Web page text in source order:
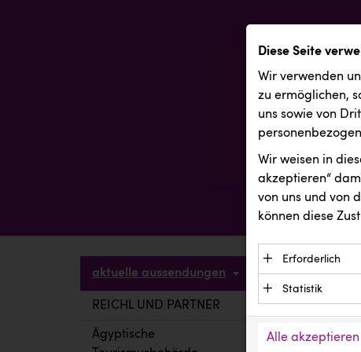
aktuelle aussendungen
REICHL UND PARTNER
Ägyptische
Diese Seite
Wir verwenden
zu ermöglichen,
uns sowie von
Wir weisen in
akzeptieren“
von uns und von
können diese
Erforderlich
Essenzielle
Funktion der
Daten und
Anbieter:
Statistik
verstehen, wie
Alle akzeptieren